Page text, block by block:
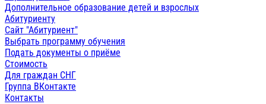
Дополнительное образование детей и взрослых
Абитуриенту
Сайт "Абитуриент"
Выбрать программу обучения
Подать документы о приёме
Стоимость
Для граждан СНГ
Группа ВКонтакте
Контакты